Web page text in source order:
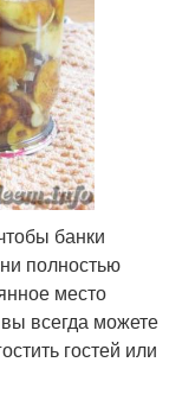
банки
полностью
место
всегда можете
гостей или